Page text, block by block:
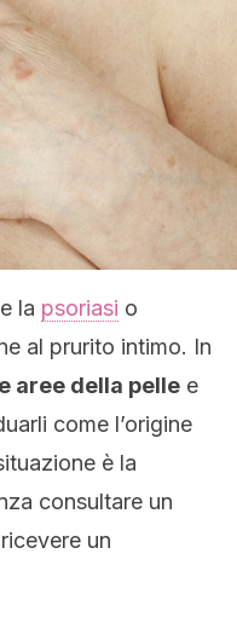
la psoriasi o
al prurito intimo. In
aree della pelle e
come l’origine
è la
consultare un
un